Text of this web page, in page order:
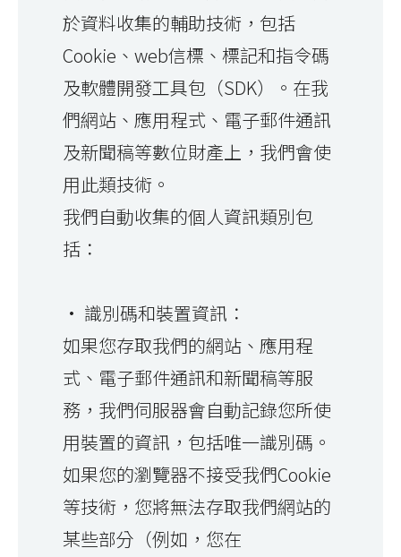
於資料收集的輔助技術，包括
Cookie、web信標、標記和指令碼
及軟體開發工具包（SDK）。在我
們網站、應用程式、電子郵件通訊
及新聞稿等數位財產上，我們會使
用此類技術。
我們自動收集的個人資訊類別包
括：
• 識別碼和裝置資訊：
如果您存取我們的網站、應用程
式、電子郵件通訊和新聞稿等服
務，我們伺服器會自動記錄您所使
用裝置的資訊，包括唯一識別碼。
如果您的瀏覽器不接受我們Cookie
等技術，您將無法存取我們網站的
某些部分（例如，您在